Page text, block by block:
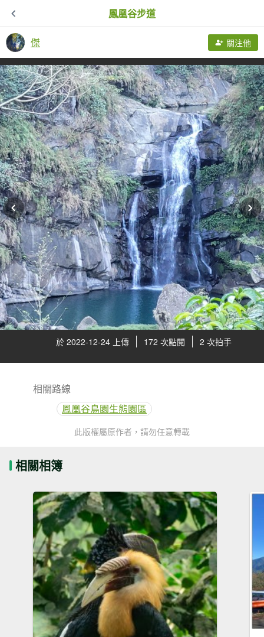
鳳凰谷步道
傑 關注他
於 2022-12-24 上傳 172 次點閱 2 次拍手
相關路線
鳳凰谷鳥園生態園區
此版權屬原作者，請勿任意轉載
相關相簿